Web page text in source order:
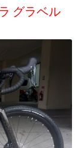
グラベル